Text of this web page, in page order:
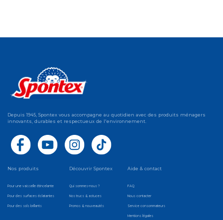
Depuis 1945, Spontex vous accompagne au quotidien avec des produits ménagers
innovants, durables et respectueux de l'environnement.
Nos produits
Pour une vaisselle étincelante
Pour des surfaces éclatantes
Pour des sols brillants
Découvrir Spontex
Qui sommes-nous ?
Nos trucs & astuces
Promos & nouveautés
Aide & contact
FAQ
Nous contacter
Service consommateurs
Mentions légales